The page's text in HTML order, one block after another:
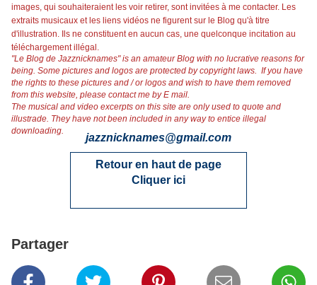
images, qui souhaiteraient les voir retirer, sont invitées à me contacter. Les
extraits musicaux et les liens vidéos ne figurent sur le Blog qu'à titre
d'illustration. Ils ne constituent en aucun cas, une quelconque incitation au
téléchargement illégal.
"Le Blog de Jazznicknames" is an amateur Blog with no lucrative reasons for
being. Some pictures and logos are protected by copyright laws. If you have
the rights to these pictures and / or logos and wish to have them removed
from this website, please contact me by E mail.
The musical and video excerpts on this site are only used to quote and
illustrade. They have not been included in any way to entice illegal
downloading.
jazznicknames@gmail.com
Retour en haut de page
Cliquer ici
Partager